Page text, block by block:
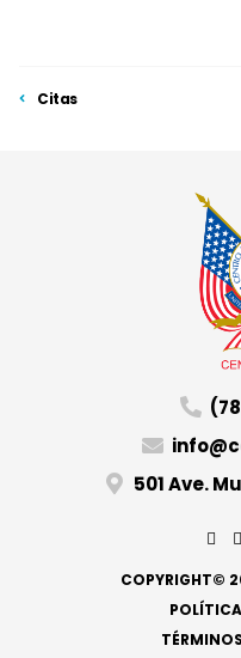
Citas
501 Ave.
COPYRIGHT©